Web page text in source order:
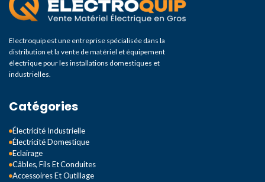
Electroquip est une entreprise spécialisée dans la
distribution et la vente de matériel et équipement
électrique pour les installations domestiques et
industrielles.
Catégories
Électricité Industrielle
Électricité Domestique
Eclairage
Câbles, Fils Et Conduites
Accessoires Et Outillage